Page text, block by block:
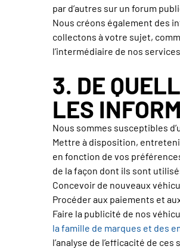
par d’autres sur un forum
Nous créons également des
collectons à votre sujet,
l’intermédiaire de nos
3. DE
LES
Nous sommes susceptibles
Mettre à disposition,
en fonction de vos
de la façon dont ils sont
Concevoir de nouveaux
Procéder aux paiements et
Faire la publicité de nos
la famille de marques et des
l’analyse de l’efficacité de